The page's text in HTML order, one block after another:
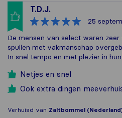
T.D.J.
25
De mensen van select waren
spullen met vakmanschap
In snel tempo en met plezier in
Netjes en snel
Ook extra dingen
Verhuisd van Zaltbommel